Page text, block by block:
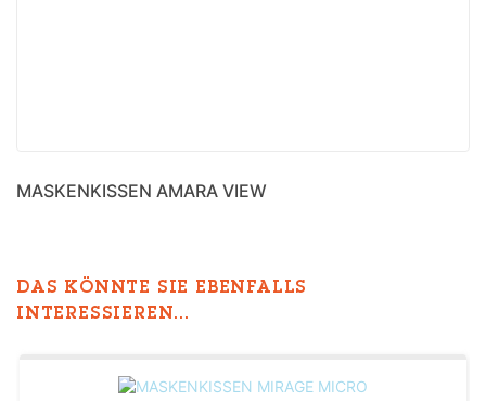
MASKENKISSEN AMARA VIEW
DAS KÖNNTE SIE EBENFALLS
INTERESSIEREN...